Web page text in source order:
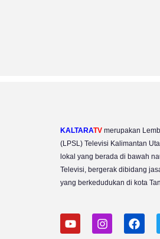
KALTARATV merupakan
(LPSL) Televisi Kalimantan
lokal yang berada di bawah
Televisi, bergerak dibidang
yang berkedudukan di kota
o
u
n
s
a
c